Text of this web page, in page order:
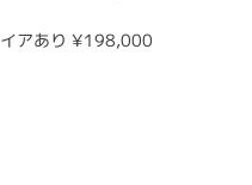
アあり ¥198,000